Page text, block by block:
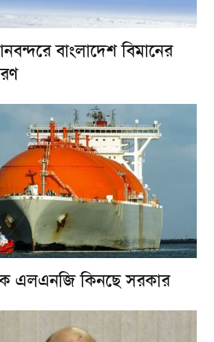
বাংলাদেশ বিমানের
এলএনজি কিনছে সরকার